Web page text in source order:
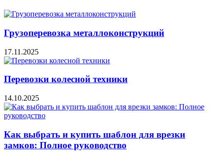
Грузоперевозка металлоконструкций
17.11.2025
Перевозки колесной техники
14.10.2025
Как выбрать и купить шаблон для врезки
замков: Полное руководство